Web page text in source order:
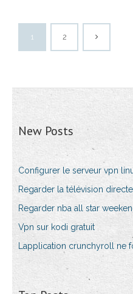
1 2
New Posts
Configurer le serveur vpn
Regarder la télévision
Regarder nba all star
Vpn sur kodi gratuit
Lapplication crunchyroll ne